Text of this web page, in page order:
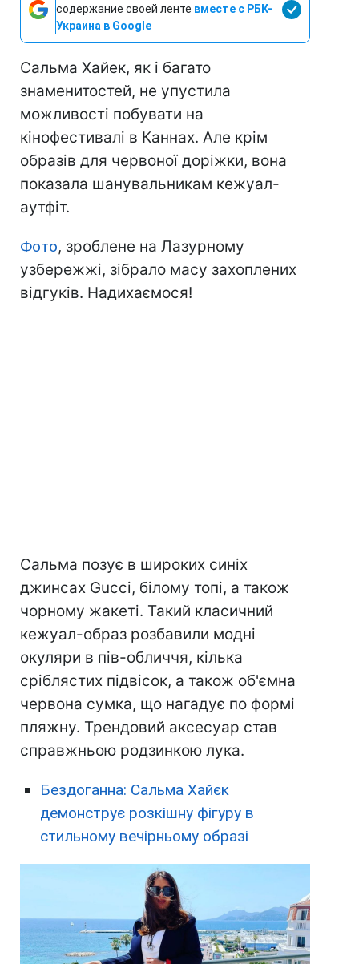
содержание своей ленте вместе с РБК-
Украина в Google
Сальма Хайек, як і багато
знаменитостей, не упустила
можливості побувати на
кінофестивалі в Каннах. Але крім
образів для червоної доріжки, вона
показала шанувальникам кежуал-
аутфіт.
Фото, зроблене на Лазурному
узбережжі, зібрало масу захоплених
відгуків. Надихаємося!
Сальма позує в широких синіх
джинсах Gucci, білому топі, а також
чорному жакеті. Такий класичний
кежуал-образ розбавили модні
окуляри в пів-обличчя, кілька
сріблястих підвісок, а також об'ємна
червона сумка, що нагадує по формі
пляжну. Трендовий аксесуар став
справжньою родзинкою лука.
Бездоганна: Сальма Хайєк
демонструє розкішну фігуру в
стильному вечірньому образі